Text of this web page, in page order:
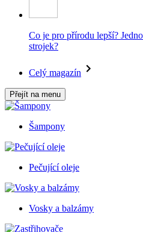
Co je pro přírodu lepší?
strojek?
Celý magazín
Přejít na menu
Šampony
Pečující oleje
Vosky a balzámy